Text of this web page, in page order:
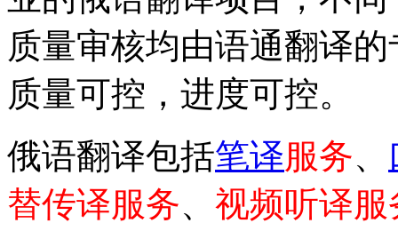
质量审核均由语通翻译
质量可控，进度可控。
俄语翻译包括笔译服务、
替传译服务、 视频听译服